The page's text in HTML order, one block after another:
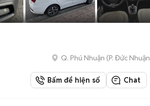
Q. Phú Nhuận (P. Đức Nhuận
Bấm để hiện số Chat